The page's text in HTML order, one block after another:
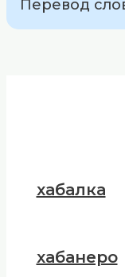
Перевод
хабалка
хабанеро